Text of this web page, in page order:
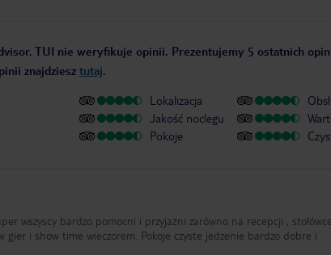
TUI nie weryfikuje opinii. Prezentujemy 5 ostatnich
znajdziesz tutaj.
Lokalizacja
Jakość noclegu
Pokoje
pomocni i przyjaźni zarówno na recepcji , stołówce przy
gier i show time wieczorem. Pokoje czyste jedzenie bardzo dobre i